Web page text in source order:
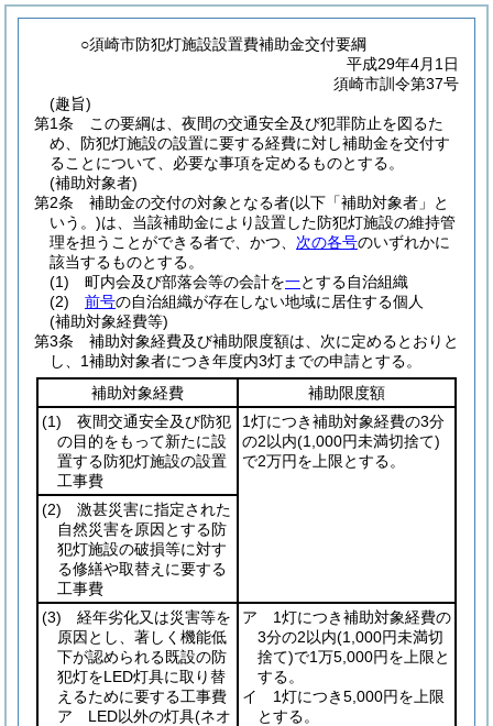
○須崎市防犯灯施設設置費補助金交付要綱
平成29年4月1日
須崎市訓令第37号
(趣旨)
第1条
この要綱は、夜間の交通安全及び犯罪防止を図るた
め、防犯灯施設の設置に要する経費に対し補助金を交付す
ることについて、必要な事項を定めるものとする。
(補助対象者)
第2条
補助金の交付の対象となる者(以下「補助対象者」と
いう。)は、当該補助金により設置した防犯灯施設の維持管
理を担うことができる者で、かつ、 次の各号のいずれかに
該当するものとする。
(1)
町内会及び部落会等の会計を一とする自治組織
(2)
前号の自治組織が存在しない地域に居住する個人
(補助対象経費等)
第3条
補助対象経費及び補助限度額は、次に定めるとおりと
し、1補助対象者につき年度内3灯までの申請とする。
補助対象経費
補助限度額
(1) 夜間交通安全及び防犯
の目的をもって新たに設
置する防犯灯施設の設置
工事費
1灯につき補助対象経費の3分
の2以内(1,000円未満切捨て)
で2万円を上限とする。
(2) 激甚災害に指定された
自然災害を原因とする防
犯灯施設の破損等に対す
る修繕や取替えに要する
工事費
(3) 経年劣化又は災害等を
原因とし、著しく機能低
下が認められる既設の防
犯灯をLED灯具に取り替
えるために要する工事費
ア LED以外の灯具(ネオ
ア 1灯につき補助対象経費の
3分の2以内(1,000円未満切
捨て)で1万5,000円を上限と
する。
イ 1灯につき5,000円を上限
とする。